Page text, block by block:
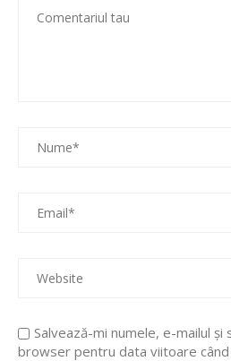
Salvează-mi numele, e-mailul
browser pentru data viitoare